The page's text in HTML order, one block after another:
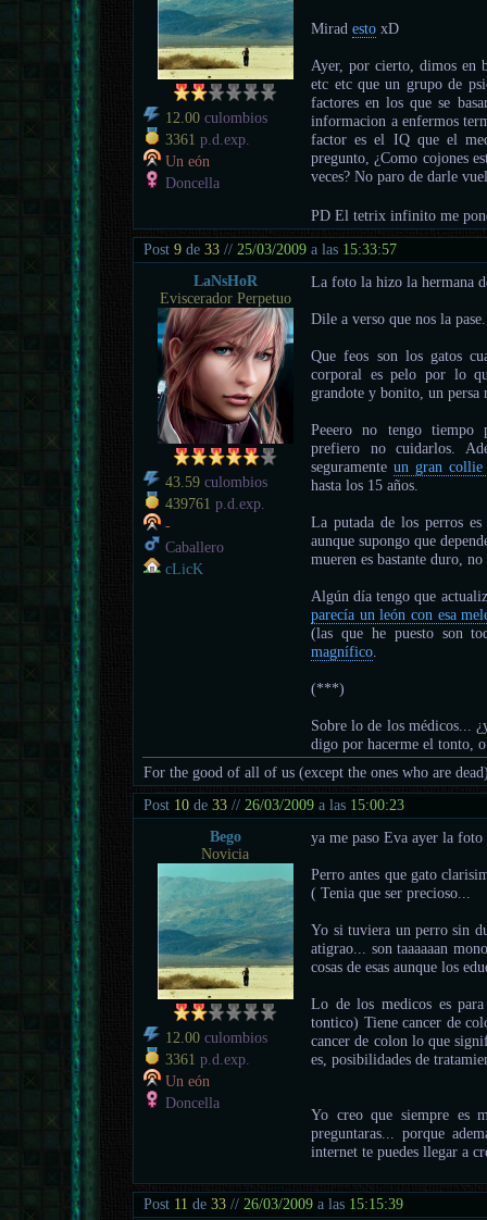
12.00 culombios
3361 p.d.exp.
Un eón
Doncella
Miradesto xD
Ayer, por cierto, dimos en
etc etc que un grupo de
factores en los que se
informacion a enfermos
factor es el IQ que el
pregunto, ¿Como cojones
veces? No paro de darle
PD El tetrix infinito me
Post9 de33 // 25/03/2009 a las 15:33:57
LaNsHoR
Eviscerador Perpetuo
43.59 culombios
439761 p.d.exp.
-
Caballero
cLicK
La foto la hizo la hermana
Dile a verso que nos la
Que feos son los gatos
corporal es pelo por lo
grandote y bonito, un persa
Peeero no tengo tiempo
prefiero no cuidarlos.
seguramenteun gran
hasta los 15 años.
La putada de los perros
aunque supongo que
mueren es bastante duro,
Algún día tengo que
parecía un león con esa
(las que he puesto son
magnífico
(***)
Sobre lo de los médicos...
digo por hacerme el tonto,
For the good of all of us (except the ones who are
Post 10 de33 //26/03/2009 a las 15:00:23
Bego
Novicia
12.00 culombios
3361 p.d.exp.
Un eón
Doncella
ya me paso Eva ayer la
Perro antes que gato
( Tenia que ser precioso...
Yo si tuviera un perro sin
atigrao... son taaaaaan
cosas de esas aunque los
Lo de los medicos es
tontico) Tiene cancer de
cancer de colon lo que
es, posibilidades de
Yo creo que siempre es
preguntaras... porque
internet te puedes llegar a
Post 11 de33 //26/03/2009 a las 15:15:39